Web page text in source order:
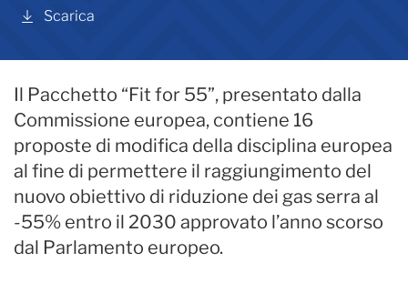
Scarica
Il Pacchetto “Fit for 55”, presentato dalla
Commissione europea, contiene 16
proposte di modifica della disciplina europea
al fine di permettere il raggiungimento del
nuovo obiettivo di riduzione dei gas serra al
-55% entro il 2030 approvato l’anno scorso
dal Parlamento europeo.